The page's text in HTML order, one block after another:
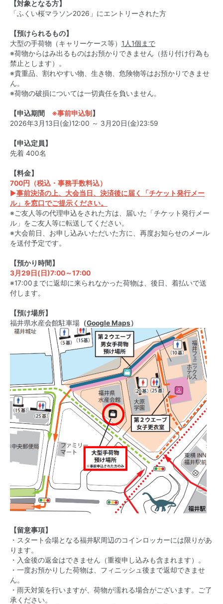
【対象となる方】
「ふくい桜マラソン2026」にエントリーされた方
【預けられるもの】
大型の手荷物（キャリーケース等） 1人1個まで
※荷物からはみ出るものはお預かりできません（括り付け行為も
禁止とします）。
※貴重品、割れやすい物、生き物、危険物等はお預かりできませ
ん。
※荷物の破損については一切責任を負いません。
【申込期間 ※事前申込制 】
2026年3月13日(金)12:00 ～ 3月20日(金)23:59
【申込定員】
先着 400名
【料金】
700円（税込・事務手数料込）
▶事前決済の上、大会当日、決済後に届く「チケット発行メー
ル」を窓口でご提示ください。
※ご友人等の代理申込をされた方は、届いた「チケット発行メー
ル」をご友人等に転送してください。
※大会前日、お申し込みいただいた方に、再度お知らせのメール
を送付予定です。
【預かり時間】
3月29日(日)7:00～17:00
※17:00までに返却に来られなかった荷物は、後日、着払いで送
付します。
【預け場所】
福井県水産会館駐車場 （Google Maps）
【留意事項】
・スタート会場となる福井駅周辺のコインロッカーには限りがあ
ります。
・入金後の返金はできません（重複申し込みも含まれます）。
・一度お預かりした荷物は、フィニッシュ後まで返却できませ
ん。
・雨天対策を行いますが、荷物が濡れる場合がございます。ご了
承ください。